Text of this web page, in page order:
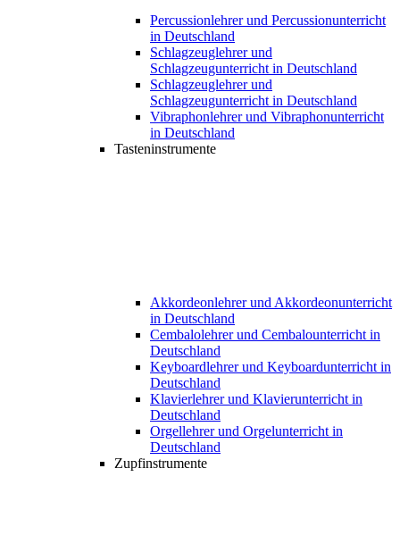
Percussionlehrer und Percussionunterricht
in Deutschland
Schlagzeuglehrer und
Schlagzeugunterricht in Deutschland
Schlagzeuglehrer und
Schlagzeugunterricht in Deutschland
Vibraphonlehrer und Vibraphonunterricht
in Deutschland
Tasteninstrumente
Akkordeonlehrer und Akkordeonunterricht
in Deutschland
Cembalolehrer und Cembalounterricht in
Deutschland
Keyboardlehrer und Keyboardunterricht in
Deutschland
Klavierlehrer und Klavierunterricht in
Deutschland
Orgellehrer und Orgelunterricht in
Deutschland
Zupfinstrumente